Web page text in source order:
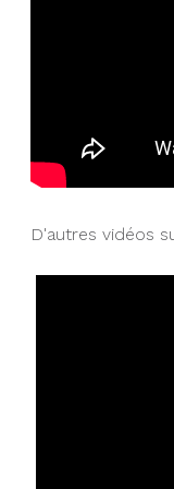
D'autres vidéos